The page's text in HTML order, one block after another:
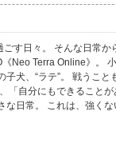
す日々。 そんな日常
Neo Terra Online》。
子犬、“ラテ”。 戦うこ
自分にもできること
な日常。 これは、強く